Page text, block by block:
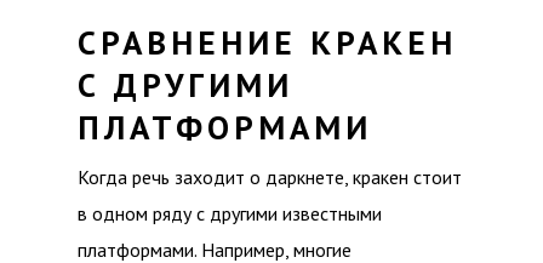
СРАВНЕНИЕ КРАКЕН
С ДРУГИМИ
ПЛАТФОРМАМИ
Когда речь заходит о даркнете, кракен стоит
в одном ряду с другими известными
платформами. Например, многие